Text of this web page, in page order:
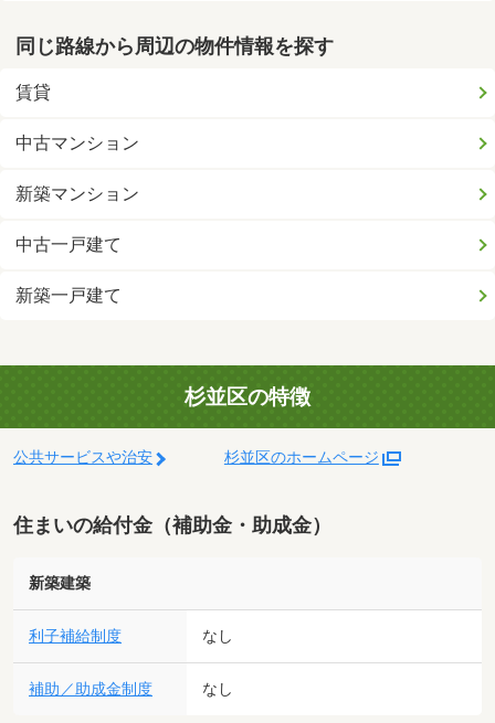
同じ路線から周辺の物件情報を探す
賃貸
中古マンション
新築マンション
中古一戸建て
新築一戸建て
杉並区の特徴
公共サービスや治安 杉並区のホームページ
住まいの給付金（補助金・助成金）
新築建築
利子補給制度 なし
補助／助成金制度 なし